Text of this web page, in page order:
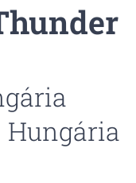
Hungária